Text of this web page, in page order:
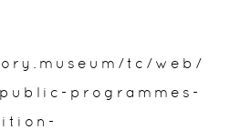
tc/web/
programmes-